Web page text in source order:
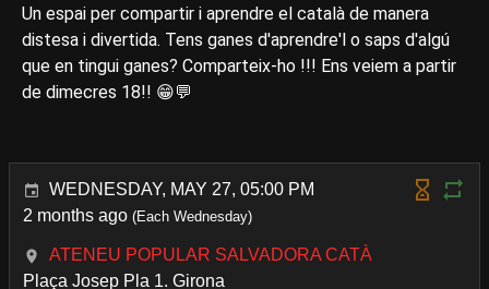
Un espai per compartir i aprendre el català de manera
distesa i divertida. Tens ganes d'aprendre'l o saps d'algú
que en tingui ganes? Comparteix-ho !!! Ens veiem a partir
de dimecres 18!! 😁💬
WEDNESDAY, MAY 27, 05:00 PM
2 months ago (Each Wednesday)
ATENEU POPULAR SALVADORA CATÀ
Plaça Josep Pla 1. Girona